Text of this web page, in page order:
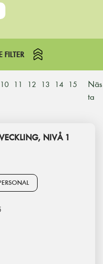
FILTER
10 11 12 13 14
15
Näs
ta
NIVÅ 1